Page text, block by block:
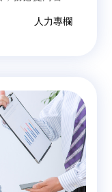
人力專欄